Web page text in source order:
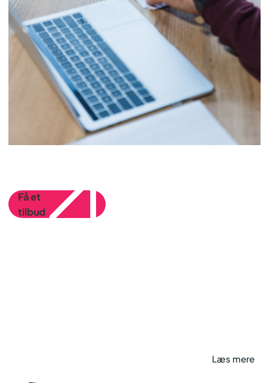
Få et
tilbud
Læs mere